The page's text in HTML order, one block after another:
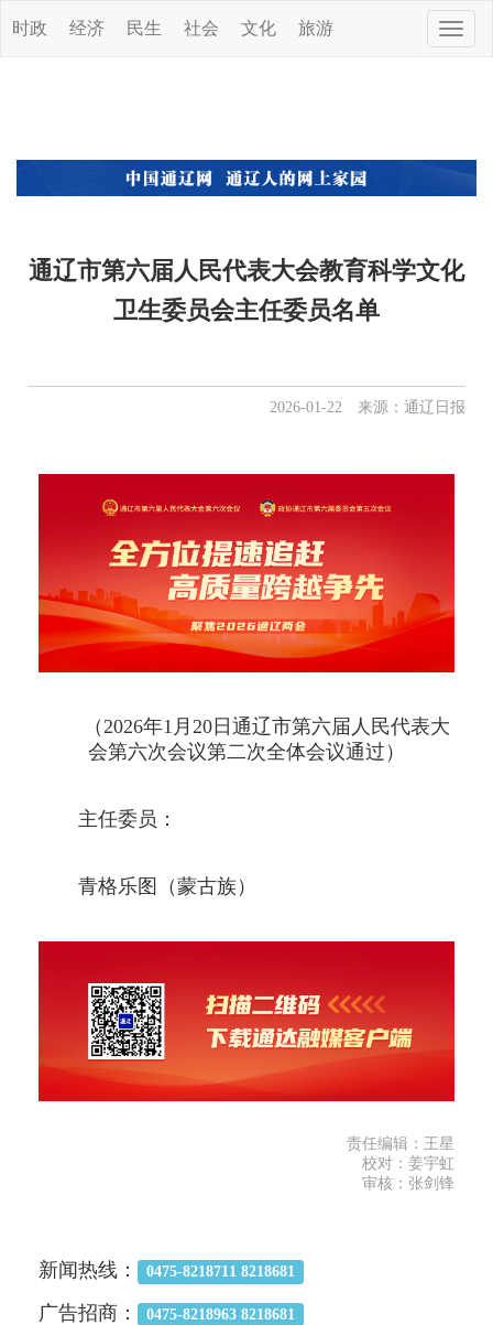
Toggle
时政 经济 民生 社会 文化 旅游
通辽市第六届人民代表大会教育科学文化
卫生委员会主任委员名单
2026-01-22 来源：通辽日报
（2026年1月20日通辽市第六届人民代表大
会第六次会议第二次全体会议通过）
主任委员：
青格乐图（蒙古族）
责任编辑：王星
校对：姜宇虹
审核：张剑锋
新闻热线： 0475-8218711 8218681
广告招商： 0475-8218963 8218681